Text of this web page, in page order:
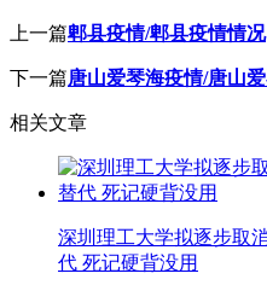
上一篇郫县疫情/郫县疫情情况
下一篇唐山爱琴海疫情/唐山
相关文章
深圳理工大学拟逐步取
代 死记硬背没用